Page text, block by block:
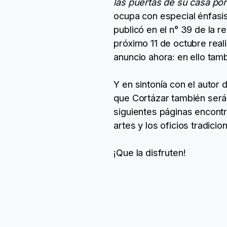
ocupa con especial
publicó en el n° 39 de la
próximo 11 de octubre
anuncio ahora: en ello
Y en sintonía con el autor
que Cortázar también
siguientes páginas
artes y los oficios
¡Que la disfruten!